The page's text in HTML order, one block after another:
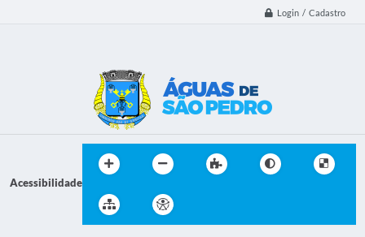
Login / Cadastro
Acessibilidade